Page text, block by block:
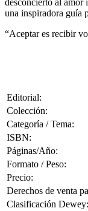
una inspiradora guía
“Aceptar es recibir
Editorial:
Colección:
Categoría / Tema:
ISBN:
Páginas/Año:
Formato / Peso:
Precio:
Derechos de venta
Clasificación Dewey: